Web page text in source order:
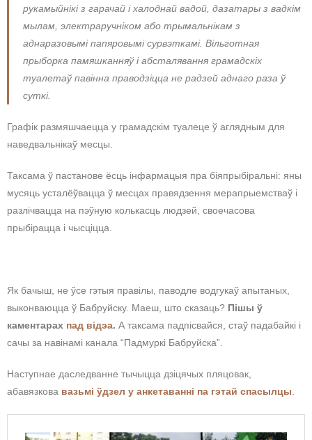
рукамыйнікі з гарачай і халоднай вадой, дазатары з вадкім
мылам, электраручніком або трымальнікам з
аднаразовымі папяровымі сурвэткамі. Вільготная
прыборка памяшканняў і абсталявання грамадскіх
туалетаў павінна праводзіцца не радзей аднаго раза ў
суткі.
Графік размяшчаецца у грамадскім туалеце ў аглядным для
наведвальнікаў месцы.
Таксама ў пастанове ёсць інфармацыя пра біяпрыбіральні: яны
мусяць усталёўвацца ў месцах правядзення мерапрыемстваў і
разлічвацца на пэўную колькасць людзей, своечасова
прыбірацца і чысціцца.
Як бачыш, не ўсе гэтыя правілы, паводле водгукаў апытаных,
выконваюцца ў Бабруйску. Маеш, што сказаць? Пішы ў
каментарах пад відэа. А таксама падпісвайся, стаў падабайкі і
сачы за навінамі канала “Падмуркі Бабруйска”.
Наступнае даследванне тычыцца дзіцячых пляцовак,
абавязкова вазьмі ўдзел у анкетаванні па гэтай спасылцы